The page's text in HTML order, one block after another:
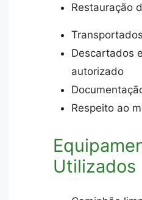
Restauração
Descartados
autorizado
Respeito ao
Utilizados